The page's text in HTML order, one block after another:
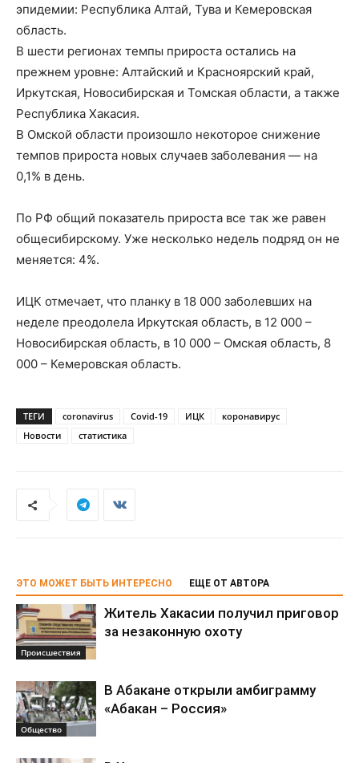
эпидемии: Республика Алтай, Тува и Кемеровская
область.
В шести регионах темпы прироста остались на
прежнем уровне: Алтайский и Красноярский край,
Иркутская, Новосибирская и Томская области, а также
Республика Хакасия.
В Омской области произошло некоторое снижение
темпов прироста новых случаев заболевания — на
0,1% в день.
По РФ общий показатель прироста все так же равен
общесибирскому. Уже несколько недель подряд он не
меняется: 4%.
ИЦК отмечает, что планку в 18 000 заболевших на
неделе преодолела Иркутская область, в 12 000 –
Новосибирская область, в 10 000 – Омская область, 8
000 – Кемеровская область.
ТЕГИ coronavirus Covid-19 ИЦК
коронавирус
Новости
статистика
ЭТО МОЖЕТ БЫТЬ ИНТЕРЕСНО ЕЩЕ ОТ АВТОРА
Происшествия
Житель Хакасии получил приговор
за незаконную охоту
Общество
В Абакане открыли амбиграмму
«Абакан – Россия»